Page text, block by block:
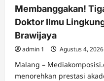
Membanggakan!
Doktor Ilmu
Brawijaya
admin 1 Agustus 4, 2026
Malang –
menorehkan prestasi